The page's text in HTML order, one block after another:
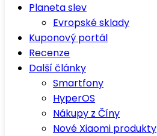
Planeta slev
Evropské sklady
Kuponový portál
Recenze
Další články
Smartfony
HyperOS
Nákupy z Číny
Nové Xiaomi produkty